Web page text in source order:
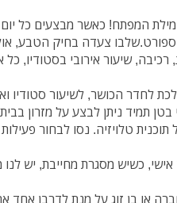
זו מילת המפתח! כאשר מבצעים כל
צעדה בחיק הטבע,
שיעור אירובי בסטודיו, כל
לחדר הכושר, לשיעור סטודיו
תמיד ניתן לבצע על מזרון בבית
טלויזיה. נסו לבחור
כשיש מסגרת מחייבת, יש לנו